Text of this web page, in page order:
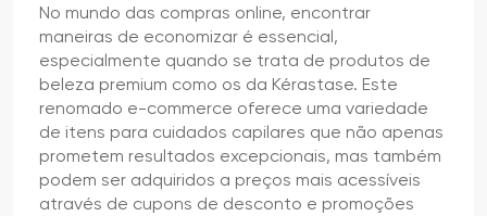
No mundo das compras online, encontrar
maneiras de economizar é essencial,
especialmente quando se trata de produtos de
beleza premium como os da Kérastase. Este
renomado e-commerce oferece uma variedade
de itens para cuidados capilares que não apenas
prometem resultados excepcionais, mas também
podem ser adquiridos a preços mais acessíveis
através de cupons de desconto e promoções